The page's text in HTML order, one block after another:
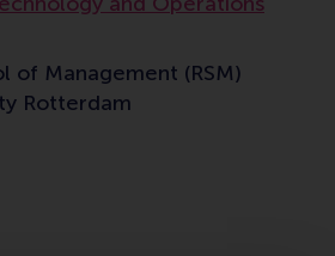
of Management (RSM)
Rotterdam